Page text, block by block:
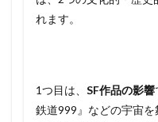
れます。
1つ目は、 SF作品の影響
鉄道999』などの宇宙